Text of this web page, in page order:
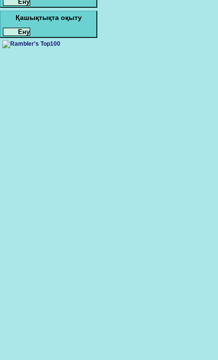
Қашықтықта оқыту